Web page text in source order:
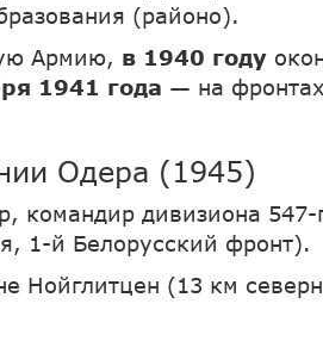
(районо).
Армию, в 1940 году
1941 года — на
Одера (1945)
командир дивизиона 547-
1-й Белорусский фронт).
Нойглитцен (13 км